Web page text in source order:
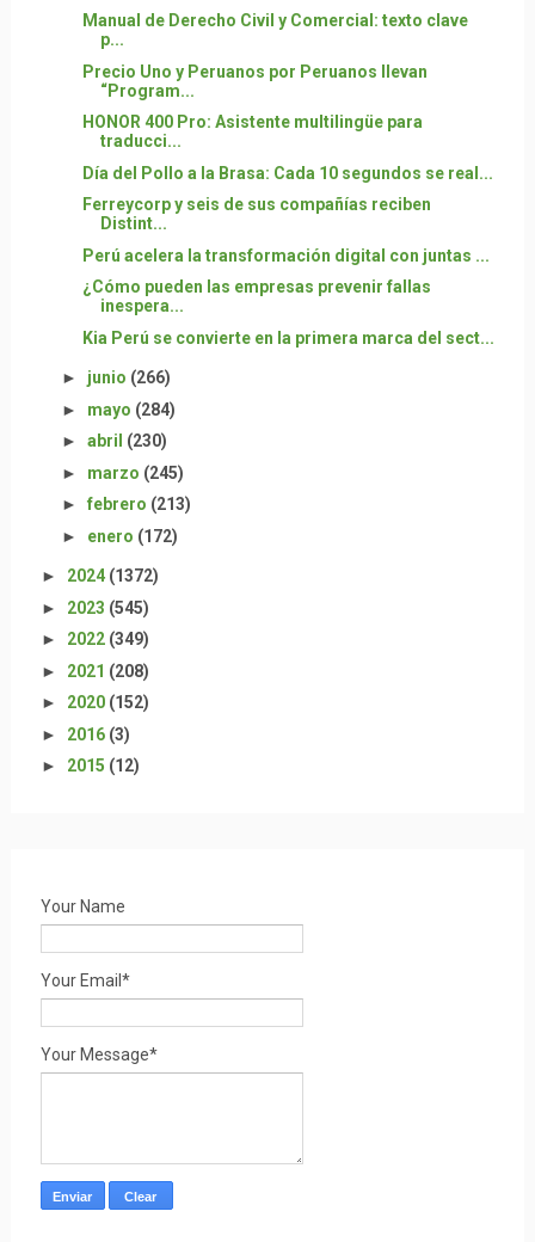
Manual de Derecho Civil y Comercial: texto clave
p...
Precio Uno y Peruanos por Peruanos llevan
“Program...
HONOR 400 Pro: Asistente multilingüe para
traducci...
Día del Pollo a la Brasa: Cada 10 segundos se real...
Ferreycorp y seis de sus compañías reciben
Distint...
Perú acelera la transformación digital con juntas ...
¿Cómo pueden las empresas prevenir fallas
inespera...
Kia Perú se convierte en la primera marca del sect...
► junio (266)
► mayo (284)
► abril (230)
► marzo (245)
► febrero (213)
► enero (172)
► 2024 (1372)
► 2023 (545)
► 2022 (349)
► 2021 (208)
► 2020 (152)
► 2016 (3)
► 2015 (12)
Your Name
Your Email*
Your Message*